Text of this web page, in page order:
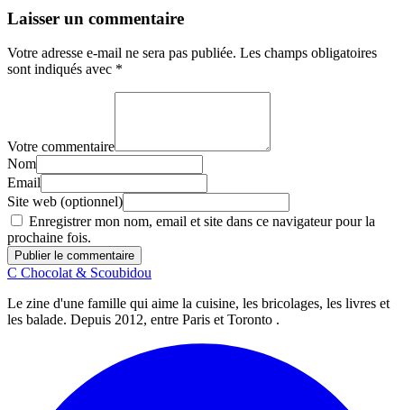
Laisser un commentaire
Votre adresse e-mail ne sera pas publiée. Les champs obligatoires
sont indiqués avec *
Votre commentaire
Nom
Email
Site web (optionnel)
Enregistrer mon nom, email et site dans ce navigateur pour la
prochaine fois.
Publier le commentaire
C Chocolat& Scoubidou
Le zine d'une famille qui aime la cuisine, les bricolages, les livres et
les balade. Depuis 2012, entre Paris et Toronto .